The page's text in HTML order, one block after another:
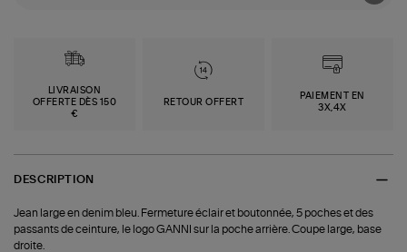
LIVRAISON
OFFERTE DÈS 150
€
RETOUR OFFERT
PAIEMENT EN
3X,4X
DESCRIPTION
Jean large en denim bleu. Fermeture éclair et boutonnée, 5 poches et des
passants de ceinture, le logo GANNI sur la poche arrière. Coupe large, base
droite.